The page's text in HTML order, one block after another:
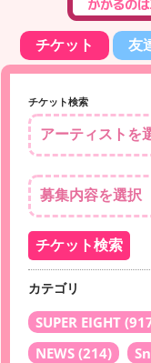
チケット 友
チケット検索
カテゴリ
SUPER EIGHT
NEWS (214)